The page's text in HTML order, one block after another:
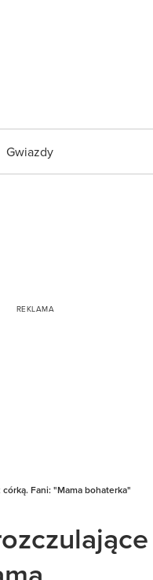
Gwiazdy
Fani: "Mama bohaterka"